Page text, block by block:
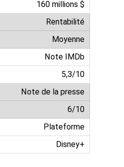
160 millions $
Rentabilité
Moyenne
Note IMDb
5,3/10
Note de la presse
6/10
Plateforme
Disney+